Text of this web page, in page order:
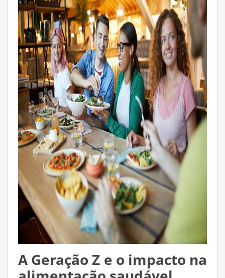
A Geração Z e o impacto na